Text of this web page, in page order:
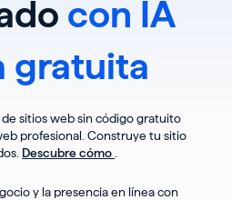
con IA
gratuita
sitios web sin código gratuito
profesional. Construye tu sitio
Descubre cómo
y la presencia en línea con